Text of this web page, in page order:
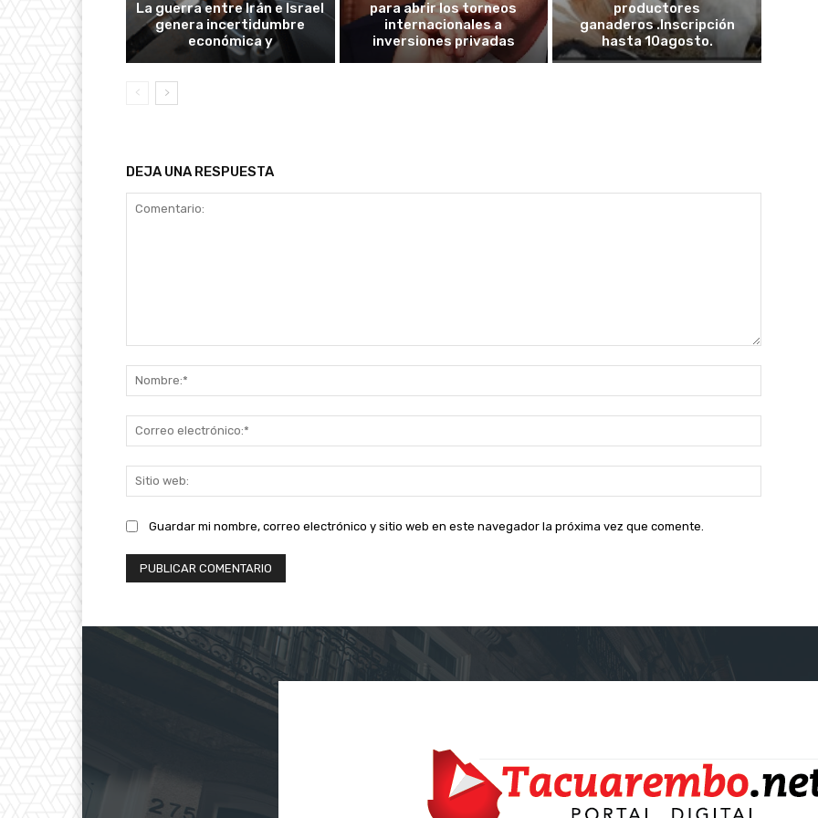
La guerra entre Irán e Israel
genera incertidumbre
económica y
para abrir los torneos
internacionales a
inversiones privadas
productores
ganaderos .Inscripción
hasta 10agosto.
DEJA UNA RESPUESTA
web:
Guardar mi nombre, correo electrónico y sitio web en este navegador la próxima vez que comente.